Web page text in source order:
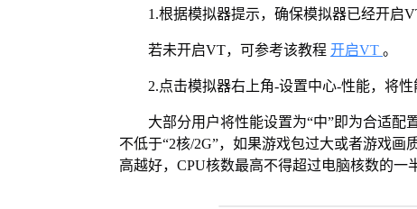
1.根据模拟器提示，确保模拟器已经开启
若未开启VT，可参考该教程 开启VT 。
2.点击模拟器右上角-设置中心-性能，将性
大部分用户将性能设置为“中”即为合适配
不低于“2核/2G”，如果游戏包过大或者游戏画
高越好，CPU核数最高不得超过电脑核数的一